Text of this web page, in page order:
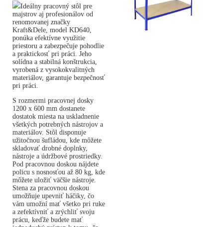
Ideálny pracovný stôl pre
majstrov aj profesionálov od
renomovanej značky
Kraft&Dele, model KD640,
ponúka efektívne využitie
priestoru a zabezpečuje pohodlie
a praktickosť pri práci. Jeho
solídna a stabilná konštrukcia,
vyrobená z vysokokvalitných
materiálov, garantuje bezpečnosť
pri práci.
S rozmermi pracovnej dosky
1200 x 600 mm dostanete
dostatok miesta na uskladnenie
všetkých potrebných nástrojov a
materiálov. Stôl disponuje
užitočnou šufládou, kde môžete
skladovať drobné doplnky,
nástroje a údržbové prostriedky.
Pod pracovnou doskou nájdete
policu s nosnosťou až 80 kg, kde
môžete uložiť väčšie nástroje.
Stena za pracovnou doskou
umožňuje upevniť háčiky, čo
vám umožní mať všetko pri ruke
a zefektívniť a zrýchliť svoju
prácu, keďže budete mať